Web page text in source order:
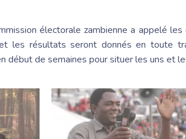
électorale zambienne a appelé
les résultats seront donnés en toute
début de semaines pour situer les uns et